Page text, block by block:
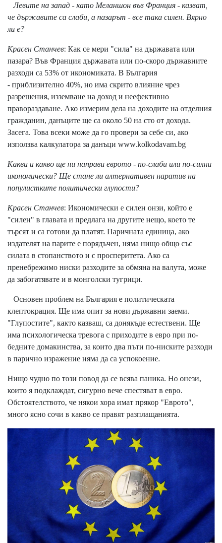
Левите на запад - като Меланшон във Франция - казват,
че държавите са слаби, а пазарът - все така силен. Вярно
ли е?
Красен Станчев: Как се мери "сила" на държавата или
пазара? Във Франция държавата или по-скоро държавните
разходи са 53% от икономиката. В България
- приблизително 40%, но има скрито влияние чрез
разрешения, изземване на доход и неефективно
правораздаване. Ако измерим дела на доходите на отделния
гражданин, данъците ще са около 50 на сто от дохода.
Засега. Това всеки може да го провери за себе си, ако
използва калкулатора за данъци www.kolkodavam.bg
Какви и какво ще ни направи еврото - по-слаби или по-силни
икономически? Ще стане ли алтернативен наратив на
популистките политически глупости?
Красен Станчев: Икономически е силен онзи, който е
"силен" в главата и предлага на другите нещо, което те
търсят и са готови да платят. Паричната единица, ако
издателят на парите е порядъчен, няма нищо общо със
силата в стопанството и с просперитета. Ако са
пренебрежимо ниски разходите за обмяна на валута, може
да забогатявате и в монголски тугрици.
Основен проблем на България е политическата
клептокрация. Ще има опит за нови държавни заеми.
"Глупостите", както казваш, са донякъде естествени. Ще
има психологическа тревога с приходите в евро при по-
бедните домакинства, за които два пъти по-ниските разходи
в парично изражение няма да са успокоение.
Нищо чудно по този повод да се всява паника. Но онези,
които я подклаждат, сигурно вече спестяват в евро.
Обстоятелството, че някои хора имат прякор "Еврото",
много ясно сочи в какво се правят разплащанията.